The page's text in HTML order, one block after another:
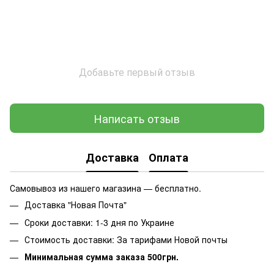
Добавьте первый отзыв
Написать отзыв
Доставка Оплата
Самовывоз из нашего магазина — бесплатно.
Доставка "Новая Почта"
Сроки доставки: 1-3 дня по Украине
Стоимость доставки: За тарифами Новой почты
Минимальная сумма заказа 500грн.